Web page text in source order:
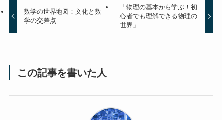
数学の世界地図：文化と数
学の交差点
「物理の基本から学ぶ！初
心者でも理解できる物理の
世界」
この記事を書いた人